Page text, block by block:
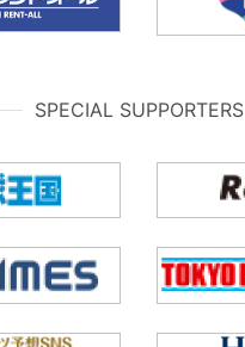
SPECIAL SUPPORTERS